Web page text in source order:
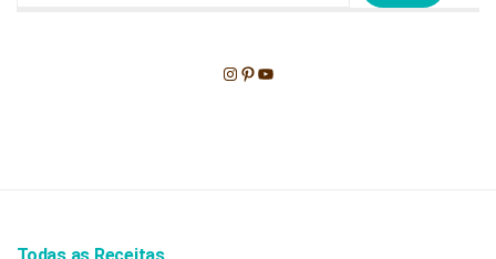
Instagram
Pinterest
Youtube